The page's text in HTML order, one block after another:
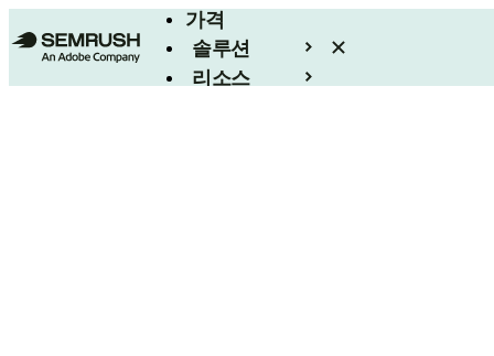
가격
솔루션
리소스